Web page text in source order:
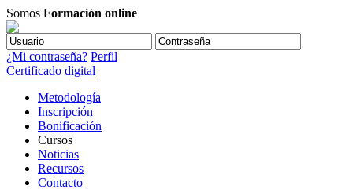
Somos Formación online
¿Mi contraseña? Perfil
Certificado digital
Metodología
Inscripción
Bonificación
Cursos
Noticias
Recursos
Contacto